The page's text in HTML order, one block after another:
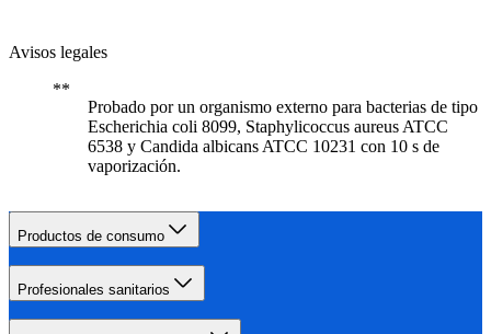
Avisos legales
Probado por un organismo externo para bacterias de tipo
Escherichia coli 8099, Staphylicoccus aureus ATCC
6538 y Candida albicans ATCC 10231 con 10 s de
vaporización.
Productos de consumo
Profesionales sanitarios